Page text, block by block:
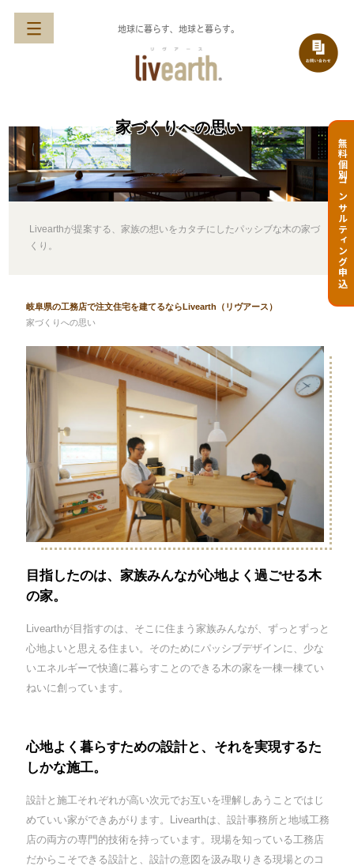
地球に暮らす、地球と暮らす。
無料個別コンサルティング申込
家づくりへの思い
Livearthが提案する、家族の想いをカタチにしたパッシブな木の家づ
くり。
岐阜県の工務店で注文住宅を建てるならLivearth（リヴアース）
家づくりへの思い
目指したのは、家族みんなが心地よく過ごせる木
の家。
Livearthが目指すのは、そこに住まう家族みんなが、ずっとずっと
心地よいと思える住まい。そのためにパッシブデザインに、少な
いエネルギーで快適に暮らすことのできる木の家を一棟一棟てい
ねいに創っています。
心地よく暮らすための設計と、それを実現するた
しかな施工。
設計と施工それぞれが高い次元でお互いを理解しあうことではじ
めていい家ができあがります。Livearthは、設計事務所と地域工務
店の両方の専門的技術を持っています。現場を知っている工務店
だからこそできる設計と、設計の意図を汲み取りきる現場とのコ